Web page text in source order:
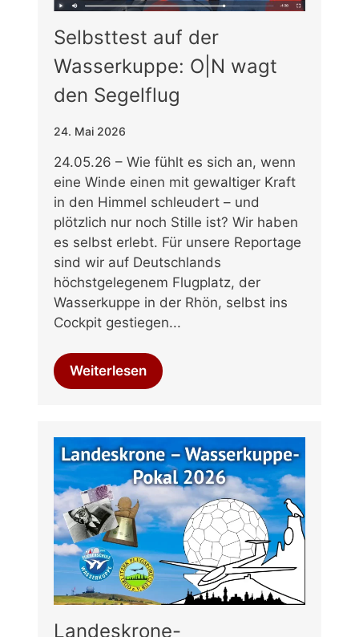
Selbsttest auf der
Wasserkuppe: O|N wagt
den Segelflug
24. Mai 2026
24.05.26 – Wie fühlt es sich an, wenn
eine Winde einen mit gewaltiger Kraft
in den Himmel schleudert – und
plötzlich nur noch Stille ist? Wir haben
es selbst erlebt. Für unsere Reportage
sind wir auf Deutschlands
höchstgelegenem Flugplatz, der
Wasserkuppe in der Rhön, selbst ins
Cockpit gestiegen...
Weiterlesen
Landeskrone-